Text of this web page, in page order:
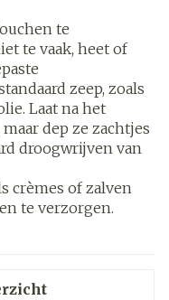
te
te vaak, heet of
zeep, zoals
Laat na het
dep ze zachtjes
droogwrijven van
crèmes of zalven
te verzorgen.